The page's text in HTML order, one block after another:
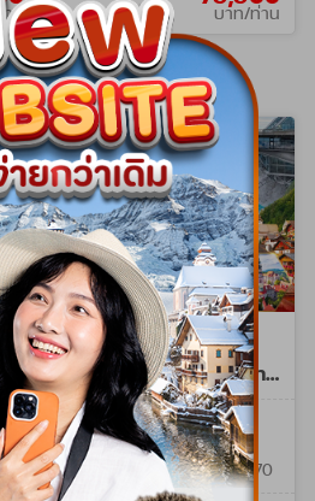
าน บาท/ท่าน
วันออก
ทัวร์พรีเมี่ยม ยุโรปตะวัน
ออก พักหมู่บ้านฮัลล์สตัทท์
11วัน 8คืน (TG) SEP 26 -
MAR 27WPTG0211E
11วัน 8คืน
17 ก.ย. 69 - 28 มี.ค. 70